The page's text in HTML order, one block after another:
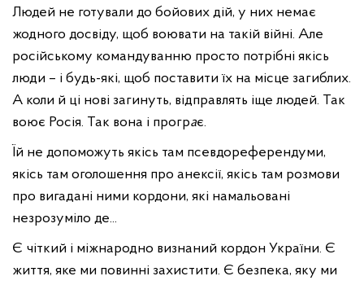
Людей не готували до бойових дій, у них немає
жодного досвіду, щоб воювати на такій війні. Але
російському командуванню просто потрібні якісь
люди – і будь-які, щоб поставити їх на місце загиблих.
А коли й ці нові загинуть, відправлять іще людей. Так
воює Росія. Так вона і програє.
Їй не допоможуть якісь там псевдореферендуми,
якісь там оголошення про анексії, якісь там розмови
про вигадані ними кордони, які намальовані
незрозуміло де...
Є чіткий і міжнародно визнаний кордон України. Є
життя, яке ми повинні захистити. Є безпека, яку ми